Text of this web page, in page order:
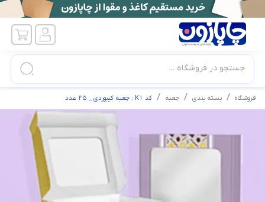
جستجو در فروشگاه ...
فروشگاه بسته بندی جعبه کد K1 : جعبه کیبوردی _ 25 عدد